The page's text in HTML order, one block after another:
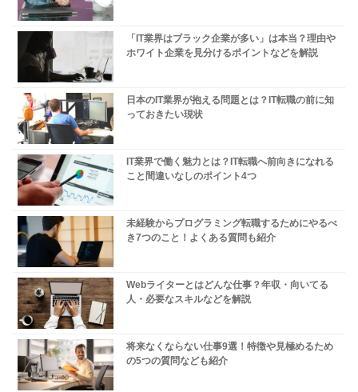
「IT業界はブラック企業が多い」は本当？理由や
ホワイト企業を見分けるポイントなどを解説
日本のIT業界が抱える問題とは？IT転職の前に知
っておきたい現状
IT業界で働く魅力とは？IT転職へ前向きになれる
こと間違いなしのポイント4つ
未経験からプログラミング転職するためにやるべ
き7つのこと！よくある質問も紹介
Webライターとはどんな仕事？年収・向いてる
人・必要なスキルなどを解説
将来なくならない仕事9選！特徴や見極めるため
の5つの質問なども紹介